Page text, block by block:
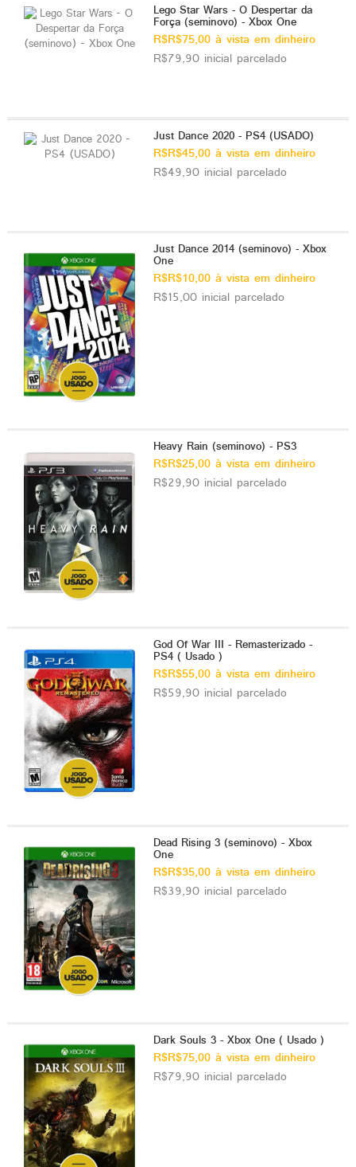
Lego Star Wars - O Despertar da
Força (seminovo) - Xbox One
R$R$75,00 à vista em dinheiro
R$79,90 inicial parcelado
Just Dance 2020 - PS4 (USADO)
R$R$45,00 à vista em dinheiro
R$49,90 inicial parcelado
Just Dance 2014 (seminovo) - Xbox
One
R$R$10,00 à vista em dinheiro
R$15,00 inicial parcelado
Heavy Rain (seminovo) - PS3
R$R$25,00 à vista em dinheiro
R$29,90 inicial parcelado
God Of War III - Remasterizado -
PS4 ( Usado )
R$R$55,00 à vista em dinheiro
R$59,90 inicial parcelado
Dead Rising 3 (seminovo) - Xbox
One
R$R$35,00 à vista em dinheiro
R$39,90 inicial parcelado
Dark Souls 3 - Xbox One ( Usado )
R$R$75,00 à vista em dinheiro
R$79,90 inicial parcelado